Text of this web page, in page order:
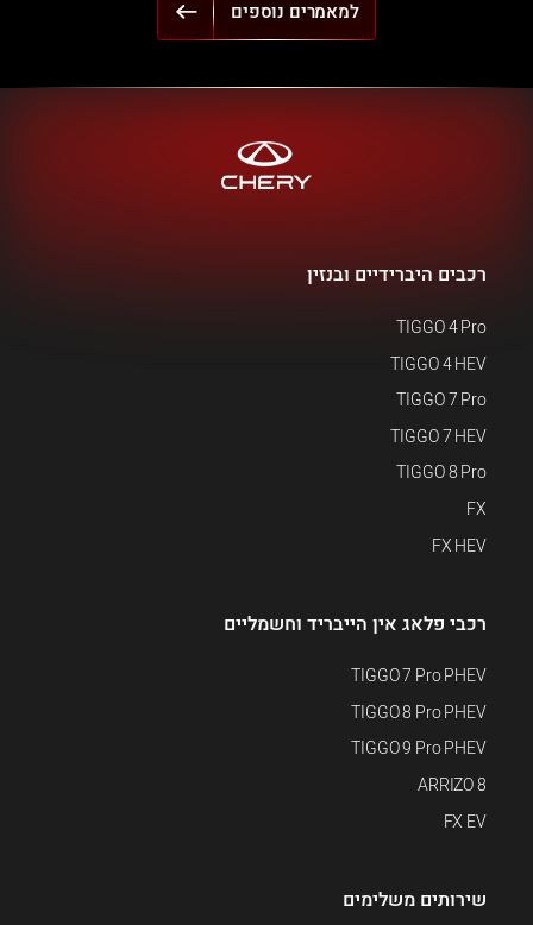
למאמרים נוספים
רכבים היברידיים ובנזין
TIGGO 4 Pro
TIGGO 4 HEV
TIGGO 7 Pro
TIGGO 7 HEV
TIGGO 8 Pro
FX
FX HEV
רכבי פלאג אין הייבריד וחשמליים
TIGGO 7 Pro PHEV
TIGGO 8 Pro PHEV
TIGGO 9 Pro PHEV
ARRIZO 8
FX EV
שירותים משלימים